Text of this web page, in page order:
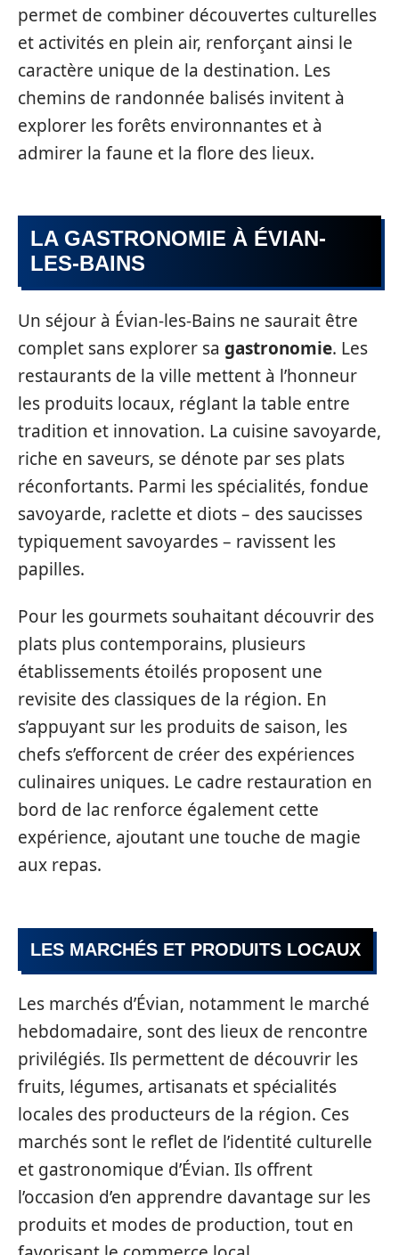
permet de combiner découvertes culturelles
et activités en plein air, renforçant ainsi le
caractère unique de la destination. Les
chemins de randonnée balisés invitent à
explorer les forêts environnantes et à
admirer la faune et la flore des lieux.
LA GASTRONOMIE À ÉVIAN-
LES-BAINS
Un séjour à Évian-les-Bains ne saurait être
complet sans explorer sa gastronomie. Les
restaurants de la ville mettent à l’honneur
les produits locaux, réglant la table entre
tradition et innovation. La cuisine savoyarde,
riche en saveurs, se dénote par ses plats
réconfortants. Parmi les spécialités, fondue
savoyarde, raclette et diots – des saucisses
typiquement savoyardes – ravissent les
papilles.
Pour les gourmets souhaitant découvrir des
plats plus contemporains, plusieurs
établissements étoilés proposent une
revisite des classiques de la région. En
s’appuyant sur les produits de saison, les
chefs s’efforcent de créer des expériences
culinaires uniques. Le cadre restauration en
bord de lac renforce également cette
expérience, ajoutant une touche de magie
aux repas.
LES MARCHÉS ET PRODUITS LOCAUX
Les marchés d’Évian, notamment le marché
hebdomadaire, sont des lieux de rencontre
privilégiés. Ils permettent de découvrir les
fruits, légumes, artisanats et spécialités
locales des producteurs de la région. Ces
marchés sont le reflet de l’identité culturelle
et gastronomique d’Évian. Ils offrent
l’occasion d’en apprendre davantage sur les
produits et modes de production, tout en